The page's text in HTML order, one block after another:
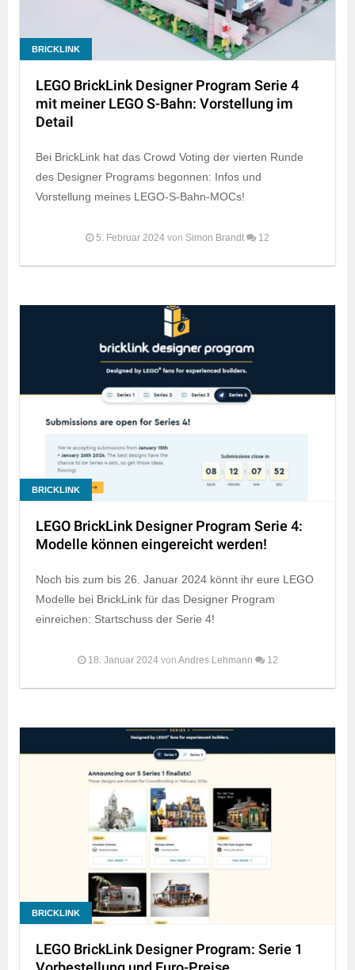
BRICKLINK
LEGO BrickLink Designer Program Serie 4
mit meiner LEGO S-Bahn: Vorstellung im
Detail
Bei BrickLink hat das Crowd Voting der vierten Runde
des Designer Programs begonnen: Infos und
Vorstellung meines LEGO-S-Bahn-MOCs!
5. Februar 2024 von Simon Brandt 12
BRICKLINK
LEGO BrickLink Designer Program Serie 4:
Modelle können eingereicht werden!
Noch bis zum bis 26. Januar 2024 könnt ihr eure LEGO
Modelle bei BrickLink für das Designer Program
einreichen: Startschuss der Serie 4!
18. Januar 2024 von Andres Lehmann 12
BRICKLINK
LEGO BrickLink Designer Program: Serie 1